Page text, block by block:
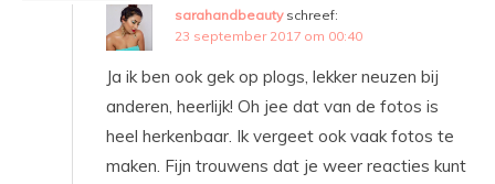
sarahandbeauty schreef:
23 september 2017 om 00:40
Ja ik ben ook gek op plogs, lekker neuzen bij
anderen, heerlijk! Oh jee dat van de fotos is
heel herkenbaar. Ik vergeet ook vaak fotos te
maken. Fijn trouwens dat je weer reacties kunt